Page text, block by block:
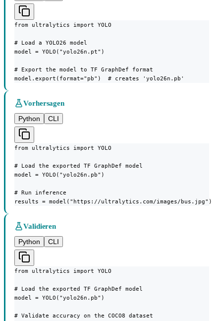
from ultralytics import YOLO
# Load a YOLO26 model
model = YOLO("yolo26n.pt")
# Export the model to TF GraphDef format
model.export(format="pb")  # creates 'yolo26n.pb'
Vorhersagen
Python
CLI
from ultralytics import YOLO
# Load the exported TF GraphDef model
model = YOLO("yolo26n.pb")
# Run inference
results = model("https://ultralytics.com/images/bus.jpg")
Validieren
Python
CLI
from ultralytics import YOLO
# Load the exported TF GraphDef model
model = YOLO("yolo26n.pb")
# Validate accuracy on the COCO8 dataset